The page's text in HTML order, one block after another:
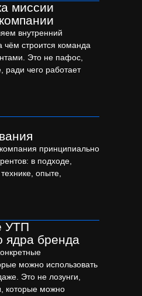
миссии
внутренний
строится команда
Это не пафос,
ради чего работает
принципиально
в подходе,
опыте,
УТП
ядра бренда
можно использовать
Это не лозунги,
которые можно